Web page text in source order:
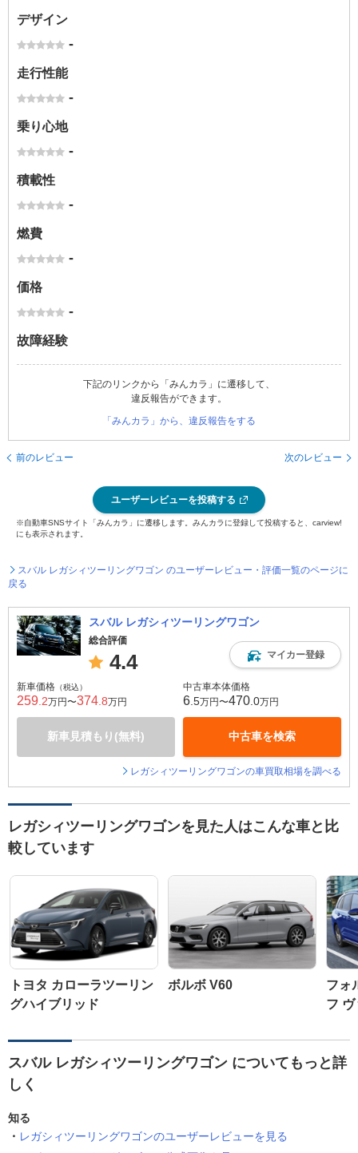
デザイン
-
走行性能
-
乗り心地
-
積載性
-
燃費
-
価格
-
故障経験
下記のリンクから「みんカラ」に遷移して、
違反報告ができます。
「みんカラ」から、違反報告をする
前のレビュー 次のレビュー
ユーザーレビューを投稿する
※自動車SNSサイト「みんカラ」に遷移します。みんカラに登録して投稿すると、carview!
にも表示されます。
スバル レガシィツーリングワゴン のユーザーレビュー・評価一覧のページに
戻る
スバル レガシィツーリングワゴン
総合評価
4.4 マイカー登録
新車価格 （税込）
259 .2万円〜374 .8万円
新車見積もり(無料)
中古車本体価格
6 .5万円〜470 .0万円
中古車を検索
レガシィツーリングワゴンの車買取相場を調べる
レガシィツーリングワゴンを見た人はこんな車と比
較しています
トヨタ カローラツーリン
グハイブリッド
ボルボ V60
フォ
フ
スバル レガシィツーリングワゴン についてもっと詳
しく
知る
レガシィツーリングワゴンのユーザーレビューを見る